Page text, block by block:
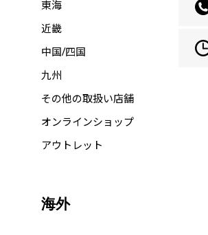
東海
近畿
中国/四国
九州
その他の取扱い店舗
オンラインショップ
アウトレット
海外